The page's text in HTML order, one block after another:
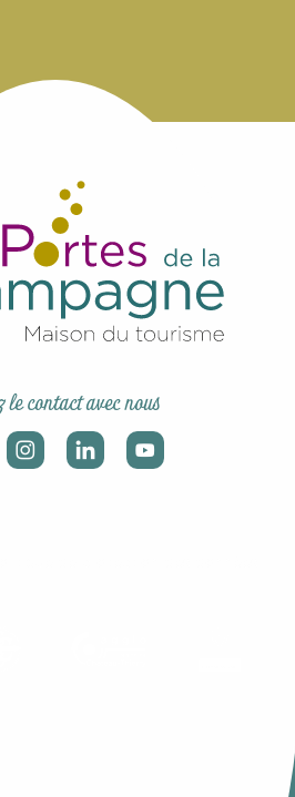
le contact avec nous